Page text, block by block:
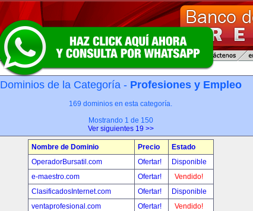
Dominios de la Categoría - Profesiones y Empleo
169 dominios en esta categoría.
Mostrando 1 de 150
Ver siguientes 19 >>
Nombre de Dominio Precio
Estado
OperadorBursatil.com
Ofertar!
Disponible
e-maestro.com
Ofertar!
Vendido!
ClasificadosInternet.com
Ofertar!
Disponible
ventaprofesional.com
Ofertar!
Vendido!